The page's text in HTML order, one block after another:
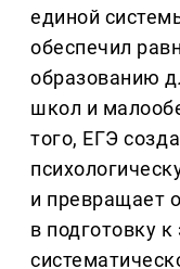
единой
обеспечил
образованию
школ и
того, ЕГЭ
и превращает
в подготовку